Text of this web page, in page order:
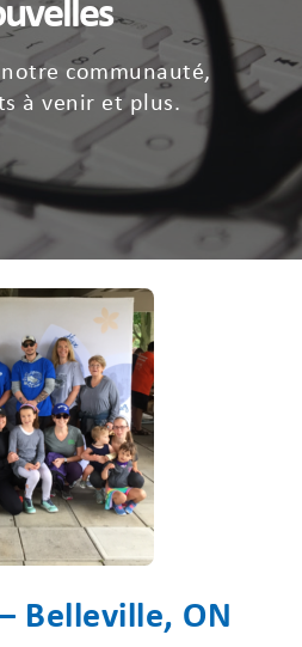
communauté,
à venir et plus.
Belleville, ON